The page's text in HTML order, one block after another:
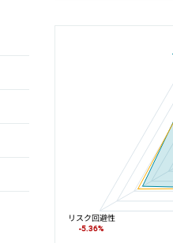
伊
リスク回避性
-5.36%